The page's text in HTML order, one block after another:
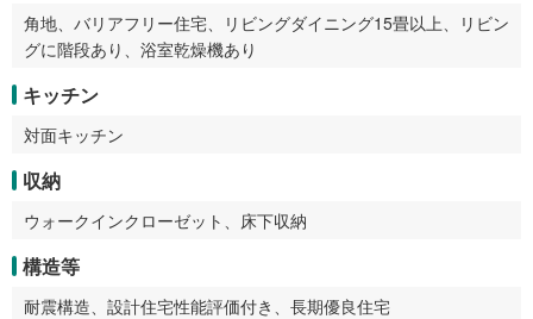
角地、バリアフリー住宅、リビングダイニング15畳以上、リビン
グに階段あり、浴室乾燥機あり
キッチン
対面キッチン
収納
ウォークインクローゼット、床下収納
構造等
耐震構造、設計住宅性能評価付き、長期優良住宅